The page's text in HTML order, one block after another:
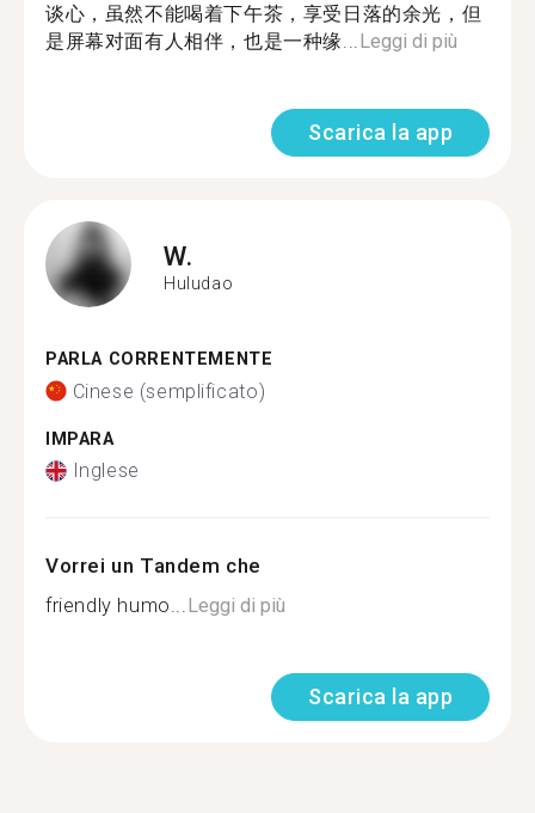
谈心，虽然不能喝着下午茶，享受日落的余光，但
是屏幕对面有人相伴，也是一种缘...Leggi di più
Scarica la app
W.
Huludao
PARLA CORRENTEMENTE
Cinese (semplificato)
IMPARA
Inglese
Vorrei un Tandem che
friendly humo...Leggi di più
Scarica la app